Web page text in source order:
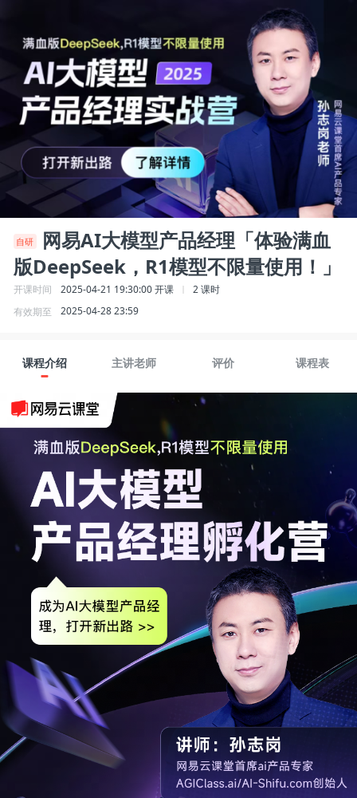
自研
网易AI大模型产品经理「体验满血
版DeepSeek，R1模型不限量使用！」
开课时间 2025-04-21 19:30:00开课
2 课时
有效期至
2025-04-28 23:59
课程介绍 主讲老师 评价 课程表